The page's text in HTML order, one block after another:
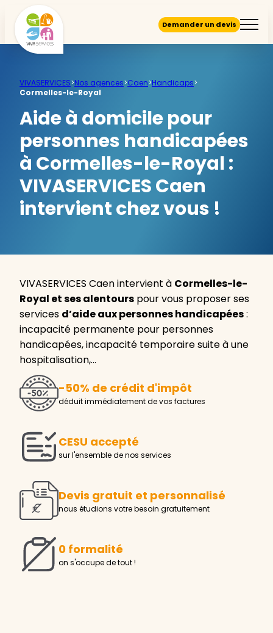
Demander un devis
VIVASERVICES>Nos agences>Caen>Handicaps>
Cormelles-le-Royal
Aide à domicile pour
personnes handicapées
à Cormelles-le-Royal :
VIVASERVICES Caen
intervient chez vous !
VIVASERVICES Caen intervient à Cormelles-le-
Royal et ses alentours pour vous proposer ses
services d’aide aux personnes handicapées:
incapacité permanente pour personnes
handicapées, incapacité temporaire suite à une
hospitalisation,…
-50% de crédit d'impôt
déduit immédiatement de vos factures
CESU accepté
sur l'ensemble de nos services
Devis gratuit et personnalisé
nous étudions votre besoin gratuitement
0 formalité
on s'occupe de tout !